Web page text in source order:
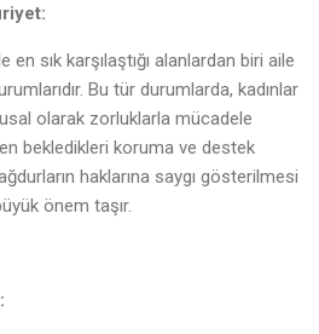
en sık karşılaştığı alanlardan biri aile
Bu tür durumlarda, kadınlar
olarak zorluklarla mücadele
bekledikleri koruma ve destek
haklarına saygı gösterilmesi
önem taşır.